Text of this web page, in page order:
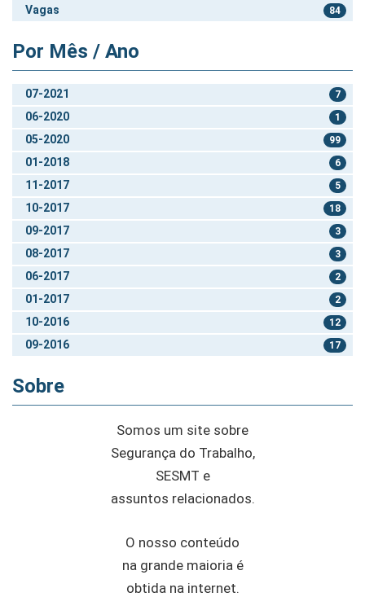
Vagas 84
Por Mês / Ano
07-2021 7
06-2020 1
05-2020 99
01-2018 6
11-2017 5
10-2017 18
09-2017 3
08-2017 3
06-2017 2
01-2017 2
10-2016 12
09-2016 17
Sobre
Somos um site sobre
Segurança do Trabalho,
SESMT e
assuntos relacionados.
O nosso conteúdo
na grande maioria é
obtida na internet.